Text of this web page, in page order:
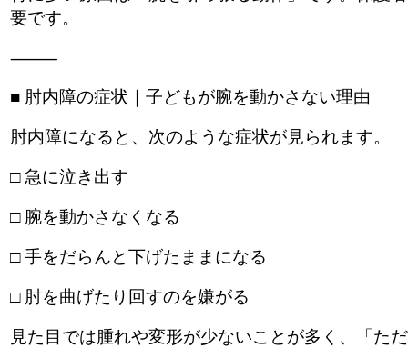
要です。
⸻
■ 肘内障の症状｜子どもが腕を動かさない理由
肘内障になると、次のような症状が見られます。
□ 急に泣き出す
□ 腕を動かさなくなる
□ 手をだらんと下げたままになる
□ 肘を曲げたり回すのを嫌がる
見た目では腫れや変形が少ないことが多く、「た